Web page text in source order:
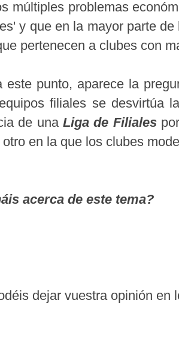
múltiples problemas
y que en la mayor parte
pertenecen a clubes con
este punto, aparece la
filiales se desvirtúa
de una Liga de Filiales
otro en la que los clubes
acerca de este tema?
dejar vuestra opinión en